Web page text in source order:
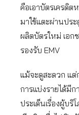
คือเอาบัตรเครดิ
มาใช้แตะผ่านปร
ผลิตบัตรใหม่ เอก
รองรับ EMV
แม้จะดูสะดวก แต่
การแบ่งรายได้มี
ประเด็นเรื่องผู้บริ